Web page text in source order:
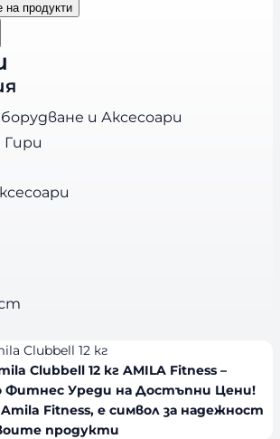
на продукти
и Аксесоари
Clubbell 12 кг
Clubbell 12 кг AMILA Fitness –
Фитнес Уреди на Достъпни Цени!
Fitness, е символ за надежност
продукти